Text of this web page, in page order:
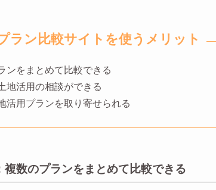
ラン比較サイトを使うメリット
ンをまとめて比較できる
地活用の相談ができる
活用プランを取り寄せられる
数のプランをまとめて比較できる